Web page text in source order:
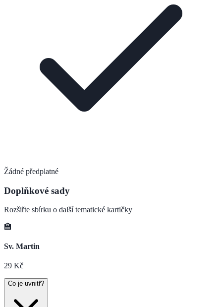
Žádné předplatné
Doplňkové sady
Rozšiřte sbírku o další tematické kartičky
🏫
Sv. Martin
29 Kč
Co je uvnitř?